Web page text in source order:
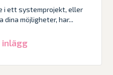
i ett systemprojekt, eller
dina möjligheter, har...
inlägg